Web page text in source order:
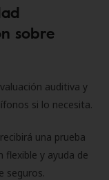
sobre
auditiva y
si lo necesita.
una prueba
flexible y ayuda de
seguros.